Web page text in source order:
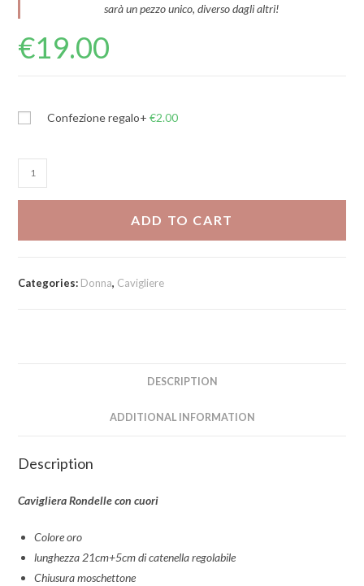
sarà un pezzo unico, diverso dagli altri!
€19.00
Confezione regalo+ €2.00
Cavigliera
Rondelle
ADD TO CART
Categories: Donna, Cavigliere
DESCRIPTION
ADDITIONAL INFORMATION
Description
Cavigliera Rondelle con cuori
Colore oro
lunghezza 21cm+5cm di catenella regolabile
Chiusura moschettone